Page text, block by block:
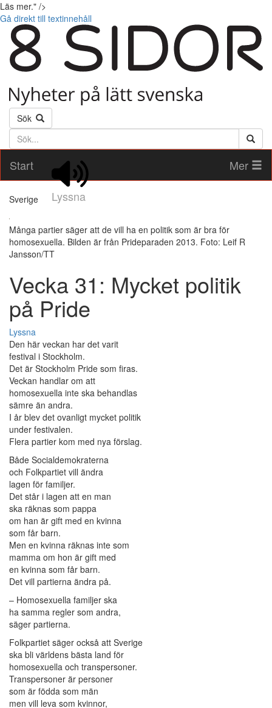
Läs mer." />
Gå direkt till textinnehåll
Sök
Söktext
Start
Lyssna
Mer
Sverige
Många partier säger att de vill ha en politik som är bra för
homosexuella. Bilden är från Prideparaden 2013. Foto: Leif R
Jansson/TT
Vecka 31: Mycket politik
på Pride
Lyssna
Den här veckan har det varit
festival i Stockholm.
Det är Stockholm Pride som firas.
Veckan handlar om att
homosexuella inte ska behandlas
sämre än andra.
I år blev det ovanligt mycket politik
under festivalen.
Flera partier kom med nya förslag.
Både Socialdemokraterna
och Folkpartiet vill ändra
lagen för familjer.
Det står i lagen att en man
ska räknas som pappa
om han är gift med en kvinna
som får barn.
Men en kvinna räknas inte som
mamma om hon är gift med
en kvinna som får barn.
Det vill partierna ändra på.
– Homosexuella familjer ska
ha samma regler som andra,
säger partierna.
Folkpartiet säger också att Sverige
ska bli världens bästa land för
homosexuella och transpersoner.
Transpersoner är personer
som är födda som män
men vill leva som kvinnor,